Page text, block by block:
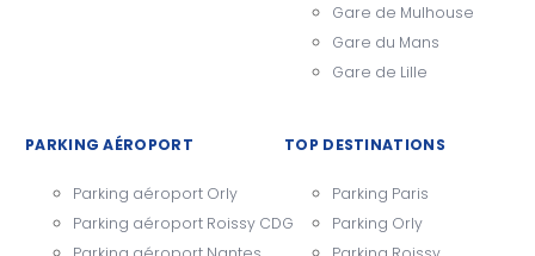
Gare de Mulhouse
Gare du Mans
Gare de Lille
PARKING AÉROPORT
Parking aéroport Orly
Parking aéroport Roissy CDG
TOP DESTINATIONS
Parking Paris
Parking Orly